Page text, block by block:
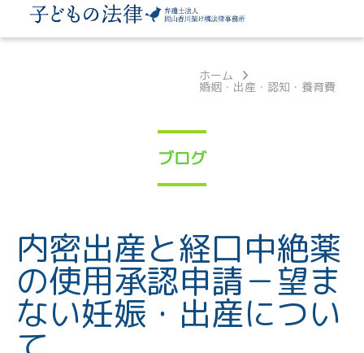
ホーム
婚姻・出産・認知・養育費
ブログ
内密出産と経口中絶薬
の使用承認申請－望ま
ない妊娠・出産につい